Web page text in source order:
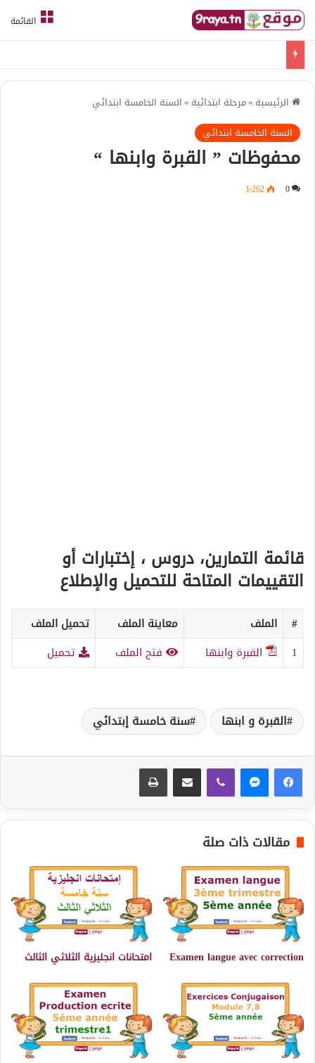
القائمة
الرئيسية »مرحلة ابتدائية »السنة الخامسة ابتدائي
السنة الخامسة ابتدائي
محفوظات ” القبرة وابنها “
0 1٬262
قائمة التمارين، دروس ، إختبارات أو
التقييمات المتاحة للتحميل والإطلاع
# الملف معاينة الملف
تحميل الملف
1
القبرة وابنها فتح الملف تحميل
القبرة و ابنها سنة خامسة إبتدائي
مقالات ذات صلة
Examen langue avec correction امتحانات انجليزية الثلاثي الثالث